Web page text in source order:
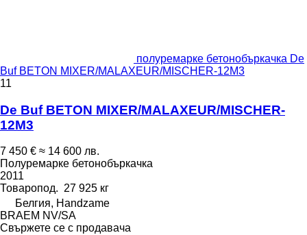
полуремарке бетонобъркачка De
Buf BETON MIXER/MALAXEUR/MISCHER-12M3
11
De Buf BETON MIXER/MALAXEUR/MISCHER-
12M3
7 450 € ≈ 14 600 лв.
Полуремарке бетонобъркачка
2011
Товаропод. 27 925 кг
Белгия, Handzame
BRAEM NV/SA
Свържете се с продавача